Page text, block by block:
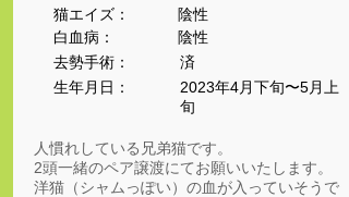
猫エイズ：
​白血病：
​去勢手術：
生年月日：
陰性
陰性
済
2023年4月下旬〜5月上
旬
人慣れしている兄弟猫です。
2頭一緒のペア譲渡にてお願いいたします。
洋猫（シャムっぽい）の血が入っていそうで